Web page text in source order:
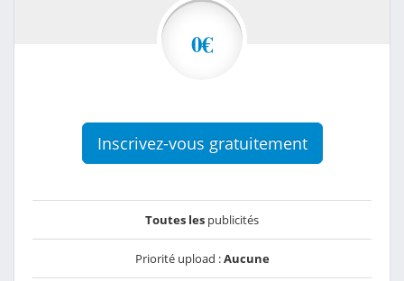
0€
Inscrivez-vous gratuitement
Toutes les publicités
Priorité upload :Aucune